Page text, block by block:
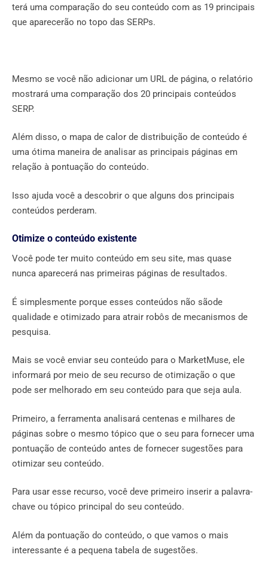
terá uma comparação do seu conteúdo com as 19 principais
que aparecerão no topo das SERPs.
Mesmo se você não adicionar um URL de página, o relatório
mostrará uma comparação dos 20 principais conteúdos
SERP.
Além disso, o mapa de calor de distribuição de conteúdo é
uma ótima maneira de analisar as principais páginas em
relação à pontuação do conteúdo.
Isso ajuda você a descobrir o que alguns dos principais
conteúdos perderam.
Otimize o conteúdo existente
Você pode ter muito conteúdo em seu site, mas quase
nunca aparecerá nas primeiras páginas de resultados.
É simplesmente porque esses conteúdos não sãode
qualidade e otimizado para atrair robôs de mecanismos de
pesquisa.
Mais se você enviar seu conteúdo para o MarketMuse, ele
informará por meio de seu recurso de otimização o que
pode ser melhorado em seu conteúdo para que seja aula.
Primeiro, a ferramenta analisará centenas e milhares de
páginas sobre o mesmo tópico que o seu para fornecer uma
pontuação de conteúdo antes de fornecer sugestões para
otimizar seu conteúdo.
Para usar esse recurso, você deve primeiro inserir a palavra-
chave ou tópico principal do seu conteúdo.
Além da pontuação do conteúdo, o que vamos o mais
interessante é a pequena tabela de sugestões.